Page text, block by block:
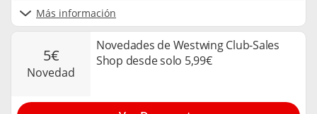
Más información
5€
novedad
Novedades de Westwing Club-Sales
Shop desde solo 5,99€